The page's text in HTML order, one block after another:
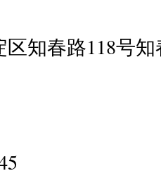
知春路118号